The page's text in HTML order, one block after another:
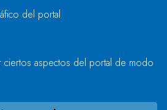
del portal
ciertos aspectos del portal de modo